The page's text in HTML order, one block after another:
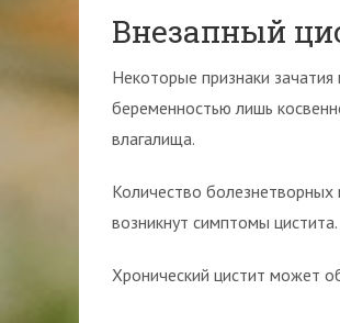
Внезапный
Некоторые признаки
беременностью лишь
влагалища.
Количество
возникнут симптомы
Хронический цистит может